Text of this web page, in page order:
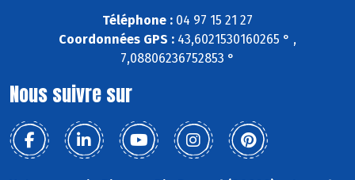
Téléphone : 04 97 15 21 27
Coordonnées GPS : 43,6021530160265 ° ,
7,08806236752853 °
Nous suivre sur